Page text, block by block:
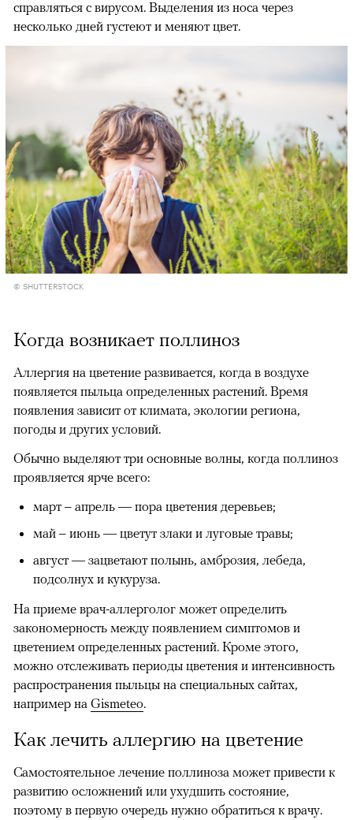
справляться с вирусом. Выделения из носа через
несколько дней густеют и меняют цвет.
© SHUTTERSTOCK
Когда возникает поллиноз
Аллергия на цветение развивается, когда в воздухе
появляется пыльца определенных растений. Время
появления зависит от климата, экологии региона,
погоды и других условий.
Обычно выделяют три основные волны, когда поллиноз
проявляется ярче всего:
март – апрель — пора цветения деревьев;
май – июнь — цветут злаки и луговые травы;
август — зацветают полынь, амброзия, лебеда,
подсолнух и кукуруза.
На приеме врач-аллерголог может определить
закономерность между появлением симптомов и
цветением определенных растений. Кроме этого,
можно отслеживать периоды цветения и интенсивность
распространения пыльцы на специальных сайтах,
например на Gismeteo.
Как лечить аллергию на цветение
Самостоятельное лечение поллиноза может привести к
развитию осложнений или ухудшить состояние,
поэтому в первую очередь нужно обратиться к врачу.